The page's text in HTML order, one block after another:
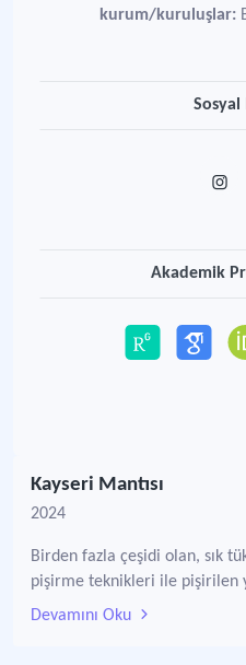
kurum/kuruluşlar:
Sosyal
Akademik
Kayseri Mantısı
2024
Birden fazla çeşidi olan, sık
pişirme teknikleri ile pişirilen
Devamını Oku